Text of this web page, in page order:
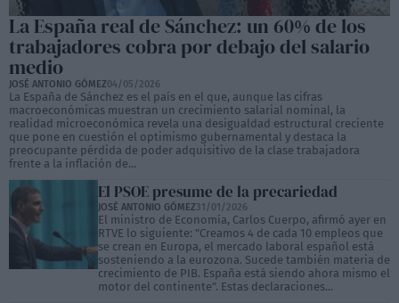
La España real de Sánchez: un 60% de los
trabajadores cobra por debajo del salario
medio
JOSÉ ANTONIO GÓMEZ04/05/2026
La España de Sánchez es el país en el que, aunque las cifras
macroeconómicas muestran un crecimiento salarial nominal, la
realidad microeconómica revela una desigualdad estructural creciente
que pone en cuestión el optimismo gubernamental y destaca la
preocupante pérdida de poder adquisitivo de la clase trabajadora
frente a la inflación de...
El PSOE presume de la precariedad
JOSÉ ANTONIO GÓMEZ31/01/2026
El ministro de Economía, Carlos Cuerpo, afirmó ayer en
RTVE lo siguiente: "Creamos 4 de cada 10 empleos que
se crean en Europa, el mercado laboral español está
sosteniendo a la eurozona. Sucede también materia de
crecimiento de PIB. España está siendo ahora mismo el
motor del continente". Estas declaraciones...